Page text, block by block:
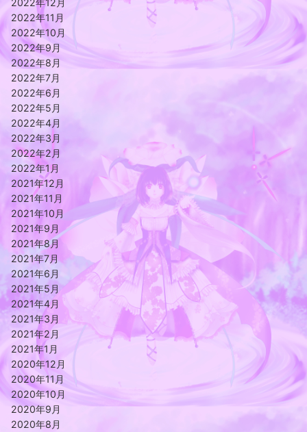
2022年12月
2022年11月
2022年10月
2022年9月
2022年8月
2022年7月
2022年6月
2022年5月
2022年4月
2022年3月
2022年2月
2022年1月
2021年12月
2021年11月
2021年10月
2021年9月
2021年8月
2021年7月
2021年6月
2021年5月
2021年4月
2021年3月
2021年2月
2021年1月
2020年12月
2020年11月
2020年10月
2020年9月
2020年8月